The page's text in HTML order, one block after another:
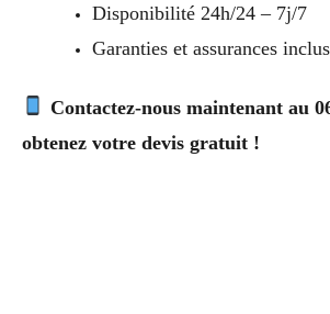
Disponibilité 24h/24 – 7j/7
Garanties et assurances
Contactez-nous maintenant au
obtenez votre devis gratuit !